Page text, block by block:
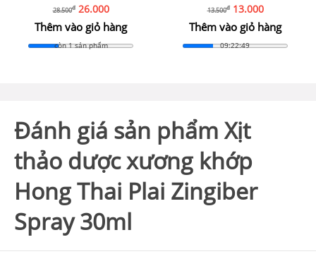
28.500đ26.000
Thêm vào giỏ hàng
còn 1 sản phẩm
13.500đ13.000
Thêm vào giỏ hàng
09:22:47
Đánh giá sản phẩm Xịt
thảo dược xương khớp
Hong Thai Plai Zingiber
Spray 30ml